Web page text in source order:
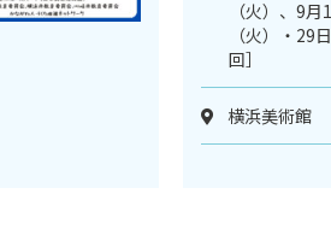
（火）、9
（火）・29
回］
横浜美術館